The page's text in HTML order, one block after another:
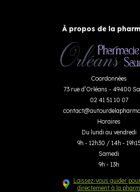
À propos de la
Coordonnées
73 rue d’Orléans - 49400
02 41 51 10 07
contact@
Horaires
Du lundi au vendredi
9h - 12h30 / 14h - 19h15
Samedi
9h - 13h
Laissez-vous guider
directement à la